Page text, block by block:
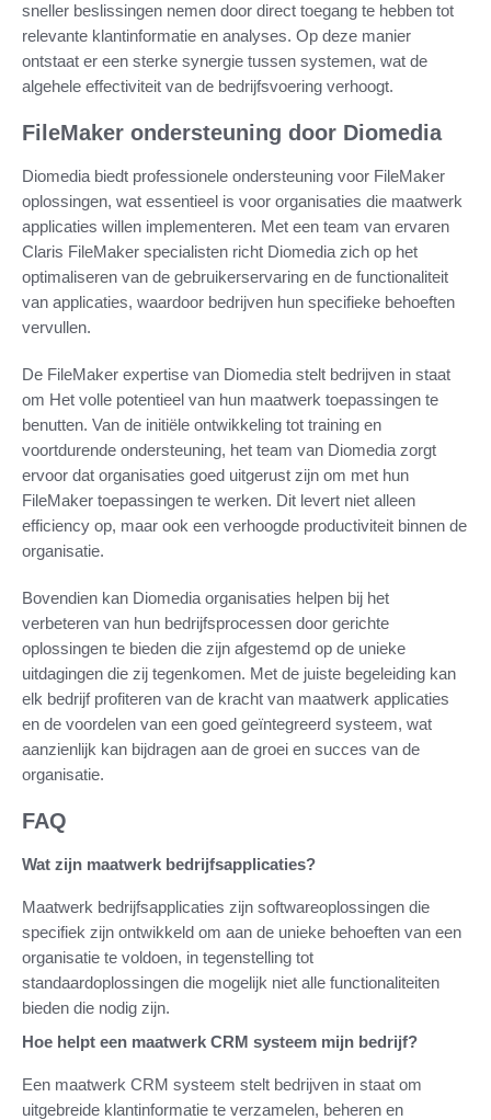
sneller beslissingen nemen door direct toegang te hebben tot
relevante klantinformatie en analyses. Op deze manier
ontstaat er een sterke synergie tussen systemen, wat de
algehele effectiviteit van de bedrijfsvoering verhoogt.
FileMaker ondersteuning door Diomedia
Diomedia biedt professionele ondersteuning voor FileMaker
oplossingen, wat essentieel is voor organisaties die maatwerk
applicaties willen implementeren. Met een team van ervaren
Claris FileMaker specialisten richt Diomedia zich op het
optimaliseren van de gebruikerservaring en de functionaliteit
van applicaties, waardoor bedrijven hun specifieke behoeften
vervullen.
De FileMaker expertise van Diomedia stelt bedrijven in staat
om Het volle potentieel van hun maatwerk toepassingen te
benutten. Van de initiële ontwikkeling tot training en
voortdurende ondersteuning, het team van Diomedia zorgt
ervoor dat organisaties goed uitgerust zijn om met hun
FileMaker toepassingen te werken. Dit levert niet alleen
efficiency op, maar ook een verhoogde productiviteit binnen de
organisatie.
Bovendien kan Diomedia organisaties helpen bij het
verbeteren van hun bedrijfsprocessen door gerichte
oplossingen te bieden die zijn afgestemd op de unieke
uitdagingen die zij tegenkomen. Met de juiste begeleiding kan
elk bedrijf profiteren van de kracht van maatwerk applicaties
en de voordelen van een goed geïntegreerd systeem, wat
aanzienlijk kan bijdragen aan de groei en succes van de
organisatie.
FAQ
Wat zijn maatwerk bedrijfsapplicaties?
Maatwerk bedrijfsapplicaties zijn softwareoplossingen die
specifiek zijn ontwikkeld om aan de unieke behoeften van een
organisatie te voldoen, in tegenstelling tot
standaardoplossingen die mogelijk niet alle functionaliteiten
bieden die nodig zijn.
Hoe helpt een maatwerk CRM systeem mijn bedrijf?
Een maatwerk CRM systeem stelt bedrijven in staat om
uitgebreide klantinformatie te verzamelen, beheren en